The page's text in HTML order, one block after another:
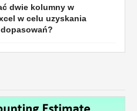
dwie kolumny w
w celu uzyskania